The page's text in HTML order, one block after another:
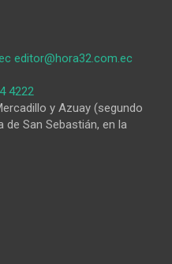
editor@hora32.com.ec
4222
y Azuay (segundo
San Sebastián, en la